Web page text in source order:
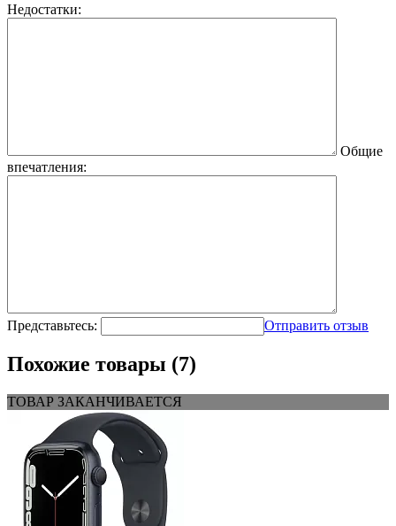
Недостатки:
Общие
впечатления:
Представьтесь: Отправить отзыв
Похожие товары (7)
ТОВАР ЗАКАНЧИВАЕТСЯ